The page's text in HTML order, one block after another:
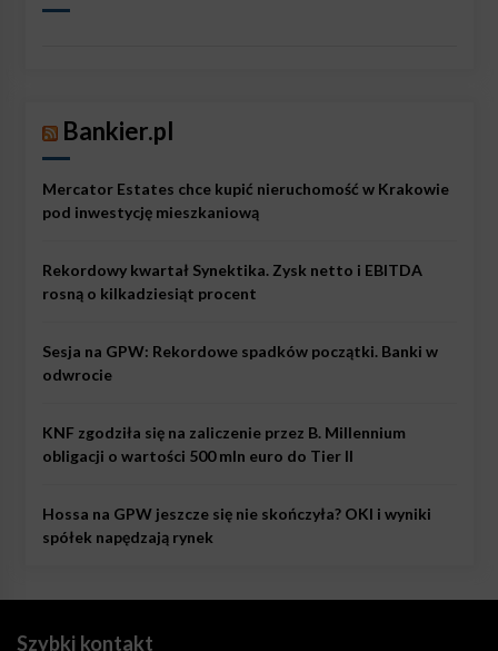
Bankier.pl
Mercator Estates chce kupić nieruchomość w Krakowie
pod inwestycję mieszkaniową
Rekordowy kwartał Synektika. Zysk netto i EBITDA
rosną o kilkadziesiąt procent
Sesja na GPW: Rekordowe spadków początki. Banki w
odwrocie
KNF zgodziła się na zaliczenie przez B. Millennium
obligacji o wartości 500 mln euro do Tier II
Hossa na GPW jeszcze się nie skończyła? OKI i wyniki
spółek napędzają rynek
Szybki kontakt